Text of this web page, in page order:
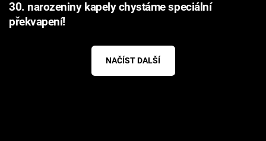
30. narozeniny kapely chystáme speciální
překvapení!
NAČÍST DALŠÍ